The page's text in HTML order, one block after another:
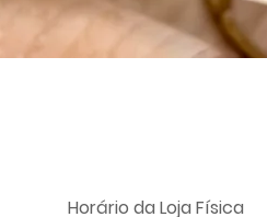
Horário da Loja Física